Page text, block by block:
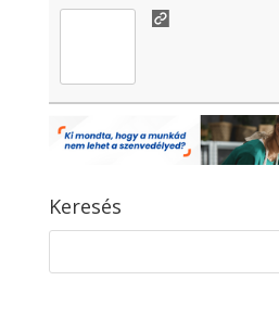
Keresés